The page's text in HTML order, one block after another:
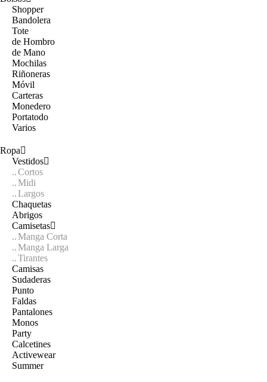
Shopper
Bandolera
Tote
de Hombro
de Mano
Mochilas
Riñoneras
Móvil
Carteras
Monedero
Portatodo
Varios
Ropa
Vestidos
Cortos
Midi
Largos
Chaquetas
Abrigos
Camisetas
Manga Corta
Manga Larga
Tirantes
Camisas
Sudaderas
Punto
Faldas
Pantalones
Monos
Party
Calcetines
Activewear
Summer